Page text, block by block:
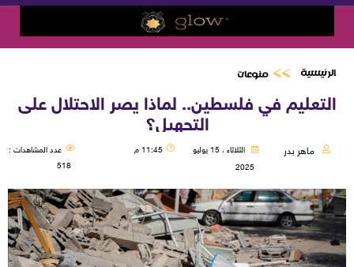
الرئيسية منوعات
التعليم في فلسطين.. لماذا يصر الاحتلال على
التجهيل؟
ماهر بدر
الثلاثاء ، 15 يوليو
2025
11:45 م
عدد المشاهدات :
518